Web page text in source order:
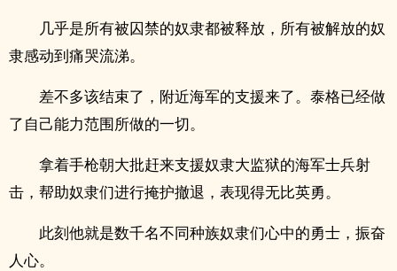
几乎是所有被囚禁的奴隶都被释放，所有被解放的奴
隶感动到痛哭流涕。
差不多该结束了，附近海军的支援来了。泰格已经做
了自己能力范围所做的一切。
拿着手枪朝大批赶来支援奴隶大监狱的海军士兵射
击，帮助奴隶们进行掩护撤退，表现得无比英勇。
此刻他就是数千名不同种族奴隶们心中的勇士，振奋
人心。